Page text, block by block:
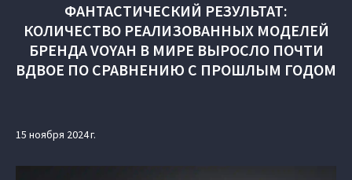
ФАНТАСТИЧЕСКИЙ РЕЗУЛЬТАТ:
КОЛИЧЕСТВО РЕАЛИЗОВАННЫХ МОДЕЛЕЙ
БРЕНДА VOYAH В МИРЕ ВЫРОСЛО ПОЧТИ
ВДВОЕ ПО СРАВНЕНИЮ С ПРОШЛЫМ ГОДОМ
15 ноября 2024 г.